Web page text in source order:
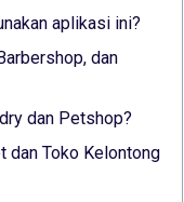
aplikasi ini?
dan
dan Petshop?
dan Toko Kelontong